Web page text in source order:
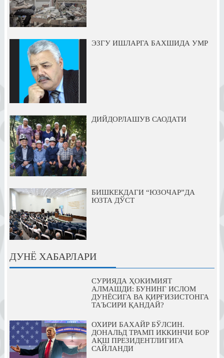
ЭЗГУ ИШЛАРГА БАХШИДА УМР
ДИЙДОРЛАШУВ САОДАТИ
БИШКЕКДАГИ “ЮЗОЧАР”ДА
ЮЗТА ДЎСТ
ДУНЁ ХАБАРЛАРИ
СУРИЯДА ҲОКИМИЯТ
АЛМАШДИ: БУНИНГ ИСЛОМ
ДУНЁСИГА ВА ҚИРҒИЗИСТОНГА
ТАЪСИРИ ҚАНДАЙ?
ОХИРИ БАХАЙР БЎЛСИН.
ДОНАЛЬД ТРАМП ИККИНЧИ БОР
АҚШ ПРЕЗИДЕНТЛИГИГА
САЙЛАНДИ